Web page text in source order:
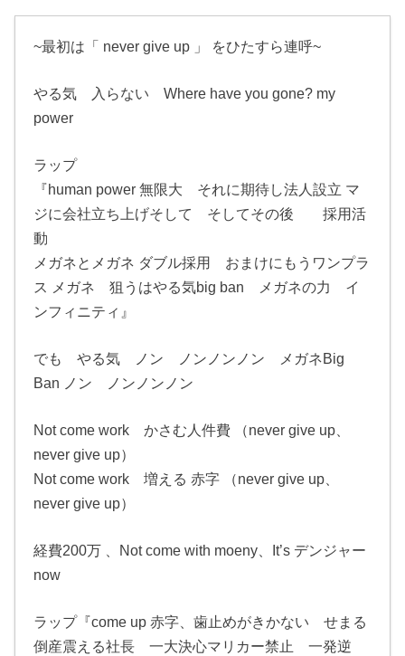
~最初は「 never give up 」 をひたすら連呼~
やる気 入らない Where have you gone? my
power
ラップ
『human power 無限大 それに期待し法人設立 マ
ジに会社立ち上げそして そしてその後 採用活
動
メガネとメガネ ダブル採用 おまけにもうワンプラ
ス メガネ 狙うはやる気big ban メガネの力 イ
ンフィニティ』
でも やる気 ノン ノンノンノン メガネBig
Ban ノン ノンノンノン
Not come work かさむ人件費 （never give up、
never give up）
Not come work 増える 赤字 （never give up、
never give up）
経費200万 、Not come with moeny、It’s デンジャー
now
ラップ『come up 赤字、歯止めがきかない せまる
倒産震える社長 一大決心マリカー禁止 一発逆